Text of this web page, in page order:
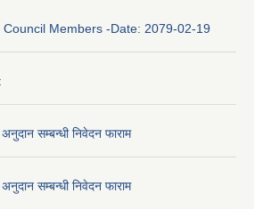
Members -Date: 2079-02-19
सम्बन्धी निवेदन फाराम
सम्बन्धी निवेदन फाराम